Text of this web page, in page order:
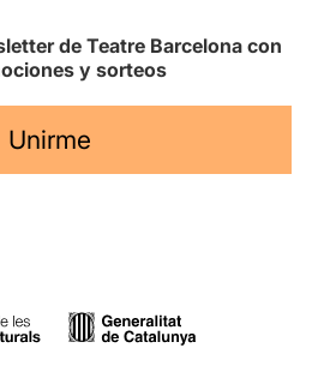
de Teatre Barcelona con
y sorteos
Unirme